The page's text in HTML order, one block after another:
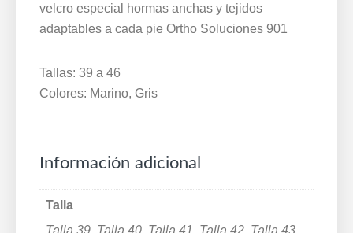
Soluciones
39
46
Marino
velcro especial hormas anchas y tejidos
adaptables a cada pie Ortho Soluciones 901
Tallas: 39 a 46
Colores: Marino, Gris
Información adicional
Talla
Talla 39, Talla 40, Talla 41, Talla 42, Talla 43,